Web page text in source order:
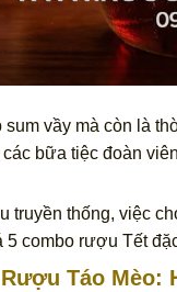
vầy mà còn là
bữa tiệc đoàn
thống, việc
combo rượu Tết
Táo